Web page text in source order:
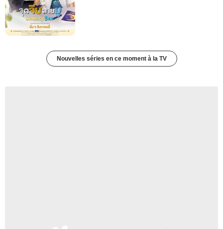
Nouvelles séries en ce moment à la TV